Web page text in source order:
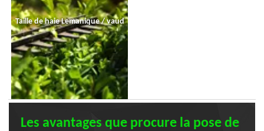
Taille de haie Lemanique / vaud
Les avantages que procure la pose de